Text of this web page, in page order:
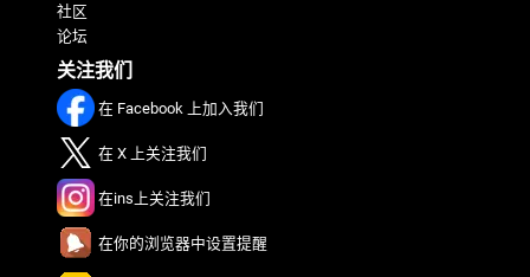
社区
论坛
关注我们
在 Facebook 上加入我们
在 X 上关注我们
在ins上关注我们
在你的浏览器中设置提醒